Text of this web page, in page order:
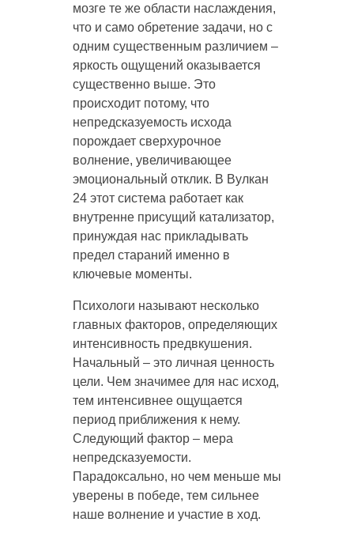
мозге те же области наслаждения,
что и само обретение задачи, но с
одним существенным различием –
яркость ощущений оказывается
существенно выше. Это
происходит потому, что
непредсказуемость исхода
порождает сверхурочное
волнение, увеличивающее
эмоциональный отклик. В Вулкан
24 этот система работает как
внутренне присущий катализатор,
принуждая нас прикладывать
предел стараний именно в
ключевые моменты.
Психологи называют несколько
главных факторов, определяющих
интенсивность предвкушения.
Начальный – это личная ценность
цели. Чем значимее для нас исход,
тем интенсивнее ощущается
период приближения к нему.
Следующий фактор – мера
непредсказуемости.
Парадоксально, но чем меньше мы
уверены в победе, тем сильнее
наше волнение и участие в ход.